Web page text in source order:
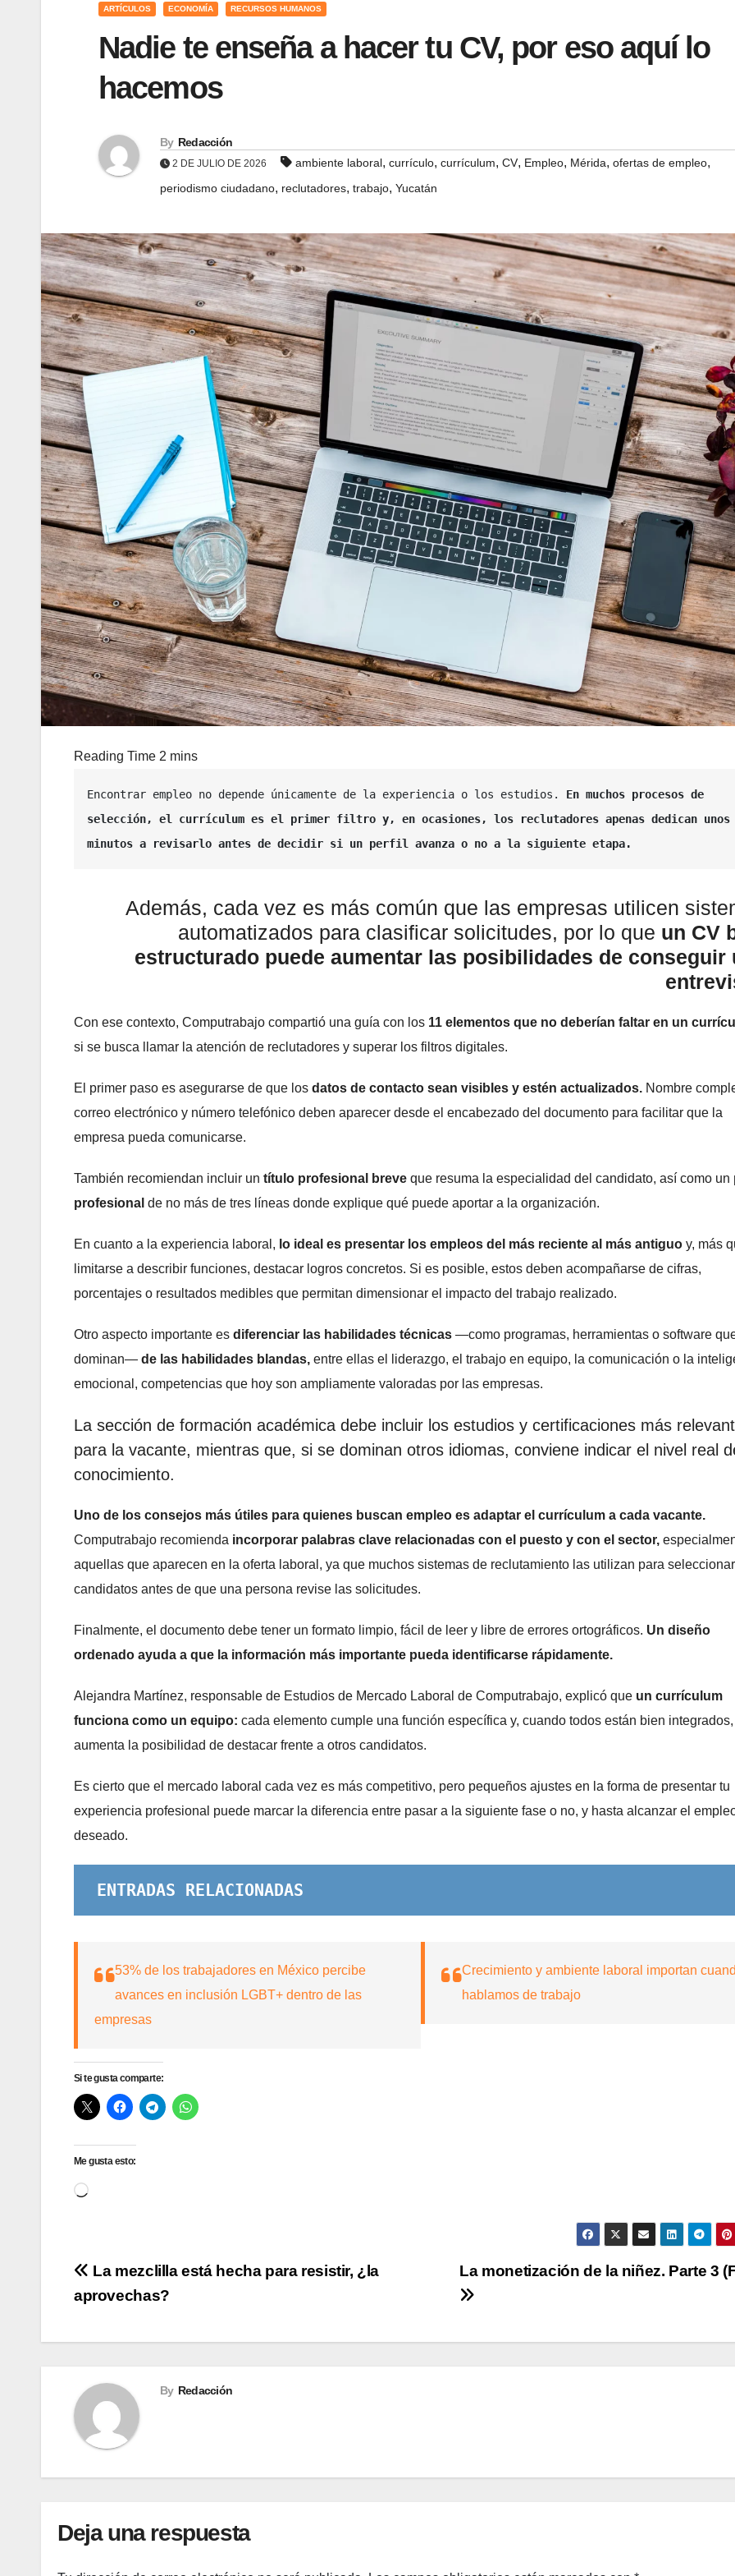
ARTÍCULOS ECONOMÍA RECURSOS HUMANOS
Nadie te enseña a hacer tu CV, por eso aquí lo
hacemos
By Redacción
2 DE JULIO DE 2026 ambiente laboral, currículo, currículum, CV, Empleo, Mérida, ofertas de empleo,
periodismo ciudadano, reclutadores, trabajo, Yucatán
Encontrar empleo no depende únicamente de la experiencia o los estudios.
En muchos procesos de
selección, el currículum es el primer filtro y, en ocasiones, los reclutadores apenas dedican unos
minutos a revisarlo antes de decidir si un perfil avanza o no a la siguiente etapa.
Además, cada vez es más común que las empresas utilicen
automatizados para clasificar solicitudes, por lo que un CV
estructurado puede aumentar las posibilidades de conseguir
Con ese contexto, Computrabajo compartió una guía con los 11 elementos que no deberían faltar en un
si se busca llamar la atención de reclutadores y superar los filtros digitales.
El primer paso es asegurarse de que los datos de contacto sean visibles y estén actualizados. Nombre
correo electrónico y número telefónico deben aparecer desde el encabezado del documento para facilitar que la
empresa pueda comunicarse.
También recomiendan incluir un título profesional breve que resuma la especialidad del candidato, así como un
profesional de no más de tres líneas donde explique qué puede aportar a la organización.
En cuanto a la experiencia laboral, lo ideal es presentar los empleos del más reciente al más antiguo y, más
limitarse a describir funciones, destacar logros concretos. Si es posible, estos deben acompañarse de cifras,
porcentajes o resultados medibles que permitan dimensionar el impacto del trabajo realizado.
Otro aspecto importante es diferenciar las habilidades técnicas —como programas, herramientas o software
dominan— de las habilidades blandas, entre ellas el liderazgo, el trabajo en equipo, la comunicación o la
emocional, competencias que hoy son ampliamente valoradas por las empresas.
La sección de formación académica debe incluir los estudios y certificaciones más
para la vacante, mientras que, si se dominan otros idiomas, conviene indicar el nivel real
conocimiento.
Uno de los consejos más útiles para quienes buscan empleo es adaptar el currículum a cada vacante.
Computrabajo recomienda incorporar palabras clave relacionadas con el puesto y con el sector,
aquellas que aparecen en la oferta laboral, ya que muchos sistemas de reclutamiento las utilizan para seleccionar
candidatos antes de que una persona revise las solicitudes.
Finalmente, el documento debe tener un formato limpio, fácil de leer y libre de errores ortográficos. Un diseño
ordenado ayuda a que la información más importante pueda identificarse rápidamente.
Alejandra Martínez, responsable de Estudios de Mercado Laboral de Computrabajo, explicó que un currículum
funciona como un equipo: cada elemento cumple una función específica y, cuando todos están bien integrados,
aumenta la posibilidad de destacar frente a otros candidatos.
Es cierto que el mercado laboral cada vez es más competitivo, pero pequeños ajustes en la forma de presentar tu
experiencia profesional puede marcar la diferencia entre pasar a la siguiente fase o no, y hasta alcanzar el
deseado.
ENTRADAS RELACIONADAS
53% de los trabajadores en México percibe
avances en inclusión LGBT+ dentro de las
empresas
Crecimiento y ambiente laboral importan
hablamos de trabajo
Si te gusta comparte:
Me gusta esto:
Cargando...
Navegación
de
entradas
La monetización de la niñez. Parte 3
La mezclilla está hecha para resistir, ¿la
aprovechas?
By Redacción
Deja una respuesta